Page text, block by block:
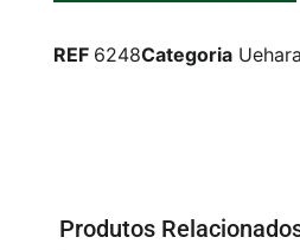
REF 6248Categoria
Produtos